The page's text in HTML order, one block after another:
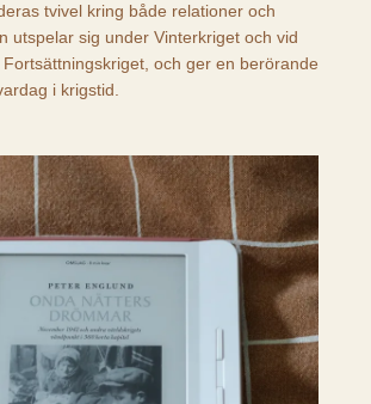
tvivel kring både relationer och
utspelar sig under Vinterkriget och vid
och ger en berörande
i krigstid.